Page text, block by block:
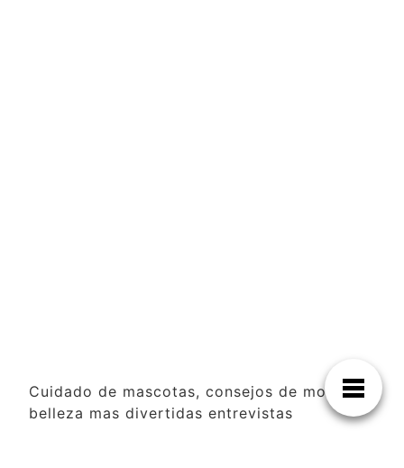
Cuidado de mascotas, consejos de moda y
belleza mas divertidas entrevistas